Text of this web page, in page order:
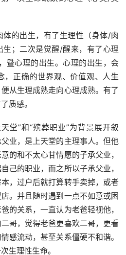
体的出生，有了生理性（身体/肉
；二次是觉醒/醒来，有了心理
暨心理的出生。心理的出生，会
，正确的世界观、价值观、人生
从生理成熟走向心理成熟。有了
质感。
堂”和“殡葬职业”为背景展开叙
业，是上天堂的主理事人。但他
的和不太心甘情愿的子承父业，
己的职业，而之所以子承父业，
，过户后就打算转手卖掉，或者
。并且随时遇到一点不如意或困
的关系，一直认为老爸轻视他，
哥，觉得老爸更喜欢二哥，更看
感流动，甚至关系僵硬不和谐。
生理性生命。